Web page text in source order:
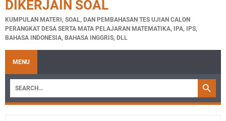
DIKERJAIN SOAL
KUMPULAN MATERI, SOAL, DAN PEMBAHASAN TES UJIAN CALON
PERANGKAT DESA SERTA MATA PELAJARAN MATEMATIKA, IPA, IPS,
BAHASA INDONESIA, BAHASA INGGRIS, DLL
MENU